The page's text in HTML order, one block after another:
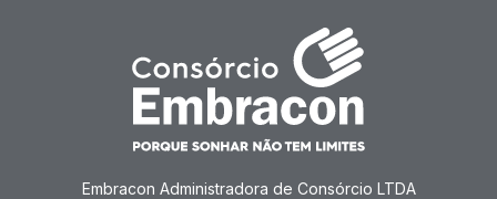
Embracon Administradora de Consórcio LTDA